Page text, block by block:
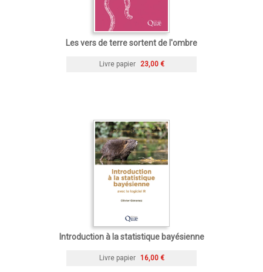
Les vers de terre sortent de l'ombre
Livre papier 23,00 €
Introduction à la statistique bayésienne
Livre papier 16,00 €